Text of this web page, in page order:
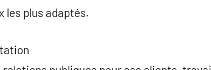
les plus adaptés.